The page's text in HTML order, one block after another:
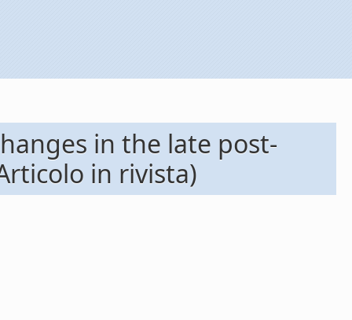
in the late post-
in rivista)